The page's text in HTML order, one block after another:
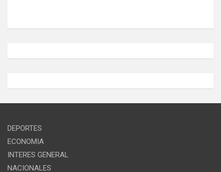
DEPORTES
ECONOMIA
INTERES GENERAL
NACIONALES